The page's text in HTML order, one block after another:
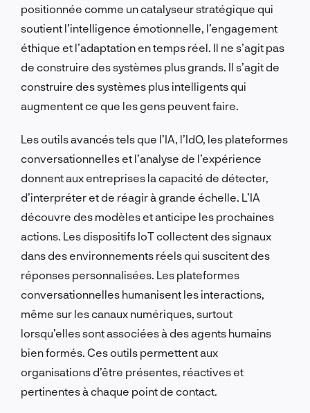
positionnée comme un catalyseur stratégique qui
soutient l’intelligence émotionnelle, l’engagement
éthique et l’adaptation en temps réel. Il ne s’agit pas
de construire des systèmes plus grands. Il s’agit de
construire des systèmes plus intelligents qui
augmentent ce que les gens peuvent faire.
Les outils avancés tels que l’IA, l’IdO, les plateformes
conversationnelles et l’analyse de l’expérience
donnent aux entreprises la capacité de détecter,
d’interpréter et de réagir à grande échelle. L’IA
découvre des modèles et anticipe les prochaines
actions. Les dispositifs IoT collectent des signaux
dans des environnements réels qui suscitent des
réponses personnalisées. Les plateformes
conversationnelles humanisent les interactions,
même sur les canaux numériques, surtout
lorsqu’elles sont associées à des agents humains
bien formés. Ces outils permettent aux
organisations d’être présentes, réactives et
pertinentes à chaque point de contact.